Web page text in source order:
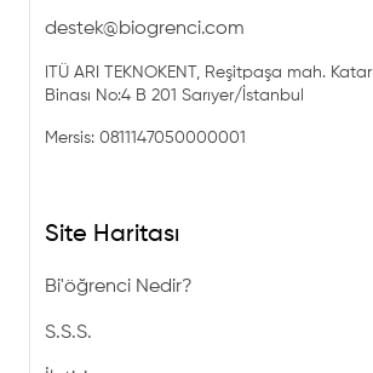
destek@biogrenci.com
ITÜ ARI TEKNOKENT, Reşitpaşa mah.
Binası No:4 B 201 Sarıyer/İstanbul
Mersis: 0811147050000001
Site Haritası
Bi'öğrenci Nedir?
S.S.S.